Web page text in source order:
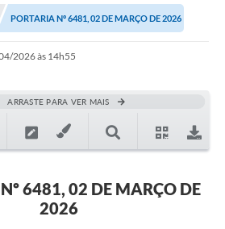
PORTARIA Nº 6481, 02 DE MARÇO DE 2026
2026 às 14h55
ARRASTE PARA VER MAIS
6481, 02 DE MARÇO DE
2026